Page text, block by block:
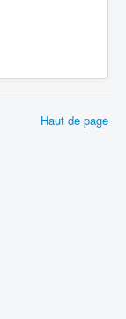
Haut de page